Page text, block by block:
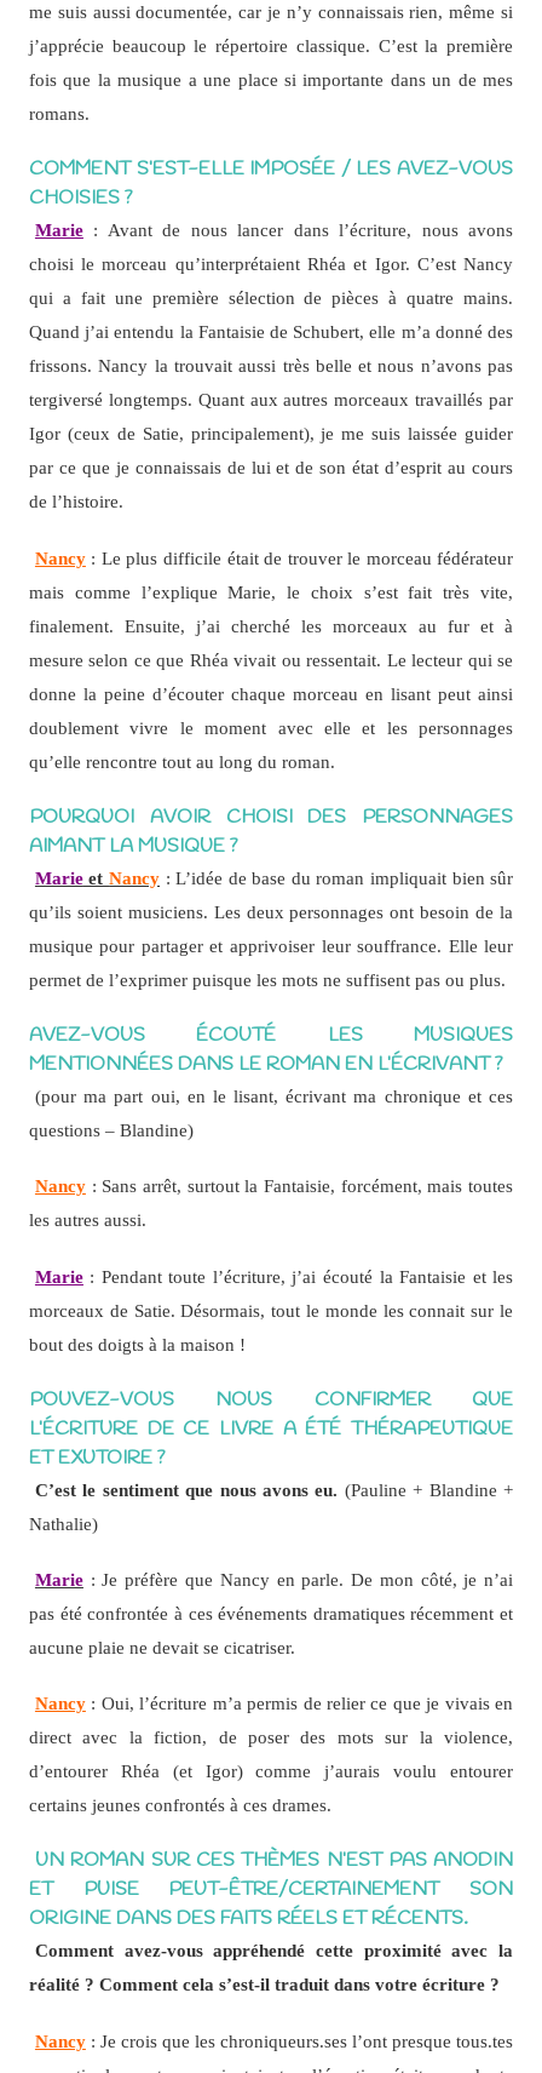
me suis aussi documentée, car je n’y connaissais rien, même si
j’apprécie beaucoup le répertoire classique. C’est la première
fois que la musique a une place si importante dans un de mes
romans.
COMMENT S’EST-ELLE IMPOSÉE / LES AVEZ-VOUS
CHOISIES ?
Marie: Avant de nous lancer dans l’écriture, nous avons
choisi le morceau qu’interprétaient Rhéa et Igor. C’est Nancy
qui a fait une première sélection de pièces à quatre mains.
Quand j’ai entendu la Fantaisie de Schubert, elle m’a donné des
frissons. Nancy la trouvait aussi très belle et nous n’avons pas
tergiversé longtemps. Quant aux autres morceaux travaillés par
Igor (ceux de Satie, principalement), je me suis laissée guider
par ce que je connaissais de lui et de son état d’esprit au cours
de l’histoire.
Nancy: Le plus difficile était de trouver le morceau fédérateur
mais comme l’explique Marie, le choix s’est fait très vite,
finalement. Ensuite, j’ai cherché les morceaux au fur et à
mesure selon ce que Rhéa vivait ou ressentait. Le lecteur qui se
donne la peine d’écouter chaque morceau en lisant peut ainsi
doublement vivre le moment avec elle et les personnages
qu’elle rencontre tout au long du roman.
POURQUOI AVOIR CHOISI DES PERSONNAGES
AIMANT LA MUSIQUE ?
MarieetNancy : L’idée de base du roman impliquait bien sûr
qu’ils soient musiciens. Les deux personnages ont besoin de la
musique pour partager et apprivoiser leur souffrance. Elle leur
permet de l’exprimer puisque les mots ne suffisent pas ou plus.
AVEZ-VOUS ÉCOUTÉ LES MUSIQUES
MENTIONNÉES DANS LE ROMAN EN L’ÉCRIVANT ?
(pour ma part oui, en le lisant, écrivant ma chronique et ces
questions – Blandine)
Nancy: Sans arrêt, surtout la Fantaisie, forcément, mais toutes
les autres aussi.
Marie: Pendant toute l’écriture, j’ai écouté la Fantaisie et les
morceaux de Satie. Désormais, tout le monde les connait sur le
bout des doigts à la maison !
POUVEZ-VOUS NOUS CONFIRMER QUE
L’ÉCRITURE DE CE LIVRE A ÉTÉ THÉRAPEUTIQUE
ET EXUTOIRE ?
C’est le sentiment que nous avons eu. (Pauline + Blandine +
Nathalie)
Marie: Je préfère que Nancy en parle. De mon côté, je n’ai
pas été confrontée à ces événements dramatiques récemment et
aucune plaie ne devait se cicatriser.
Nancy : Oui, l’écriture m’a permis de relier ce que je vivais en
direct avec la fiction, de poser des mots sur la violence,
d’entourer Rhéa (et Igor) comme j’aurais voulu entourer
certains jeunes confrontés à ces drames.
UN ROMAN SUR CES THÈMES N’EST PAS ANODIN
ET PUISE PEUT-ÊTRE/CERTAINEMENT SON
ORIGINE DANS DES FAITS RÉELS ET RÉCENTS.
Comment avez-vous appréhendé cette proximité avec la
réalité ? Comment cela s’est-il traduit dans votre écriture ?
Nancy: Je crois que les chroniqueurs.ses l’ont presque tous.tes